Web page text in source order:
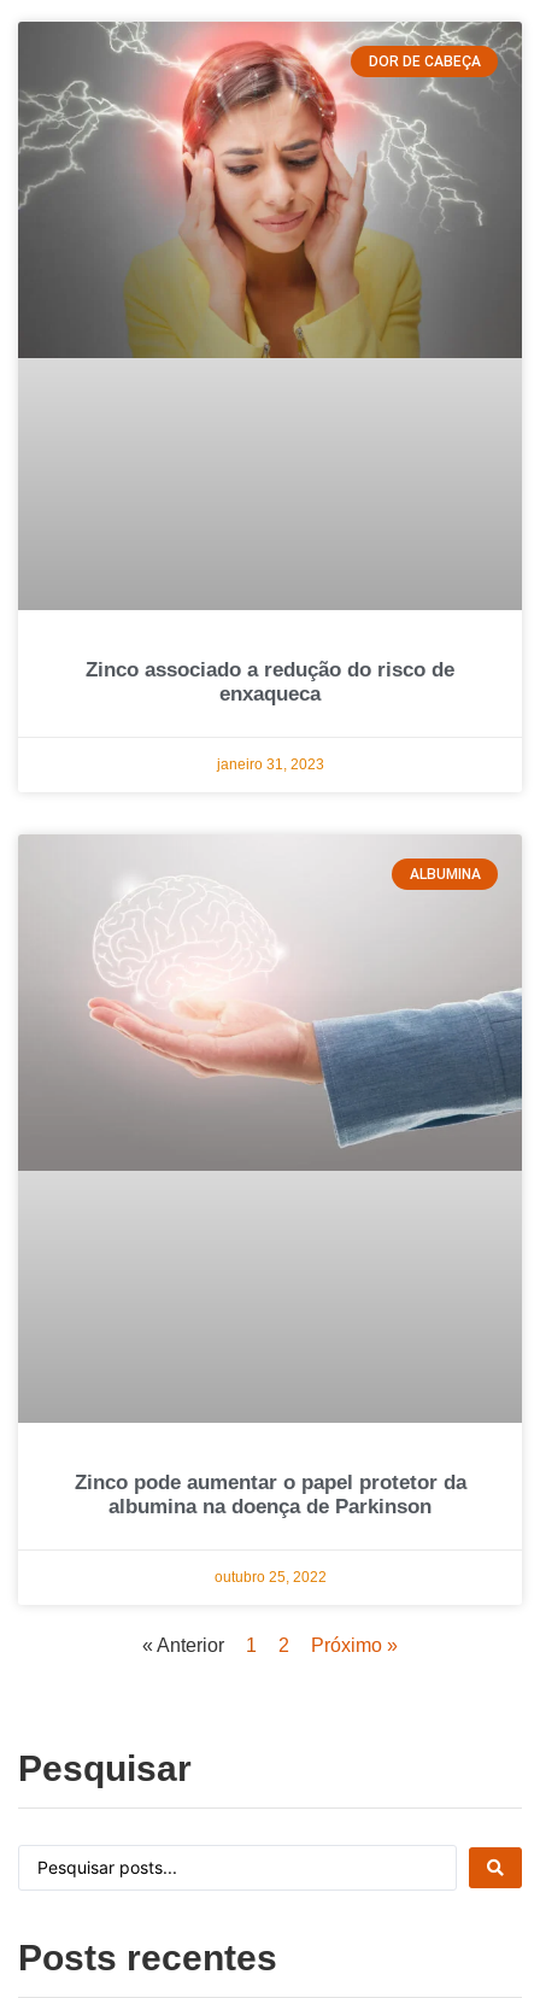
DOR DE CABEÇA
Zinco associado a redução do risco de
enxaqueca
janeiro 31, 2023
ALBUMINA
Zinco pode aumentar o papel protetor da
albumina na doença de Parkinson
outubro 25, 2022
« Anterior 1 2 Próximo »
Pesquisar
Posts recentes